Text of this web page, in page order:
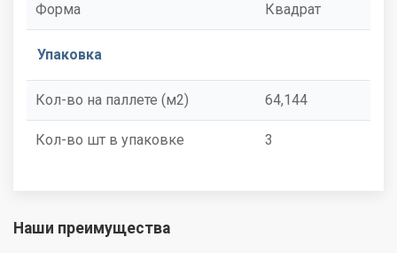
Форма Квадрат
Упаковка
Кол-во на паллете (м2) 64,144
Кол-во шт в упаковке 3
Наши преимущества